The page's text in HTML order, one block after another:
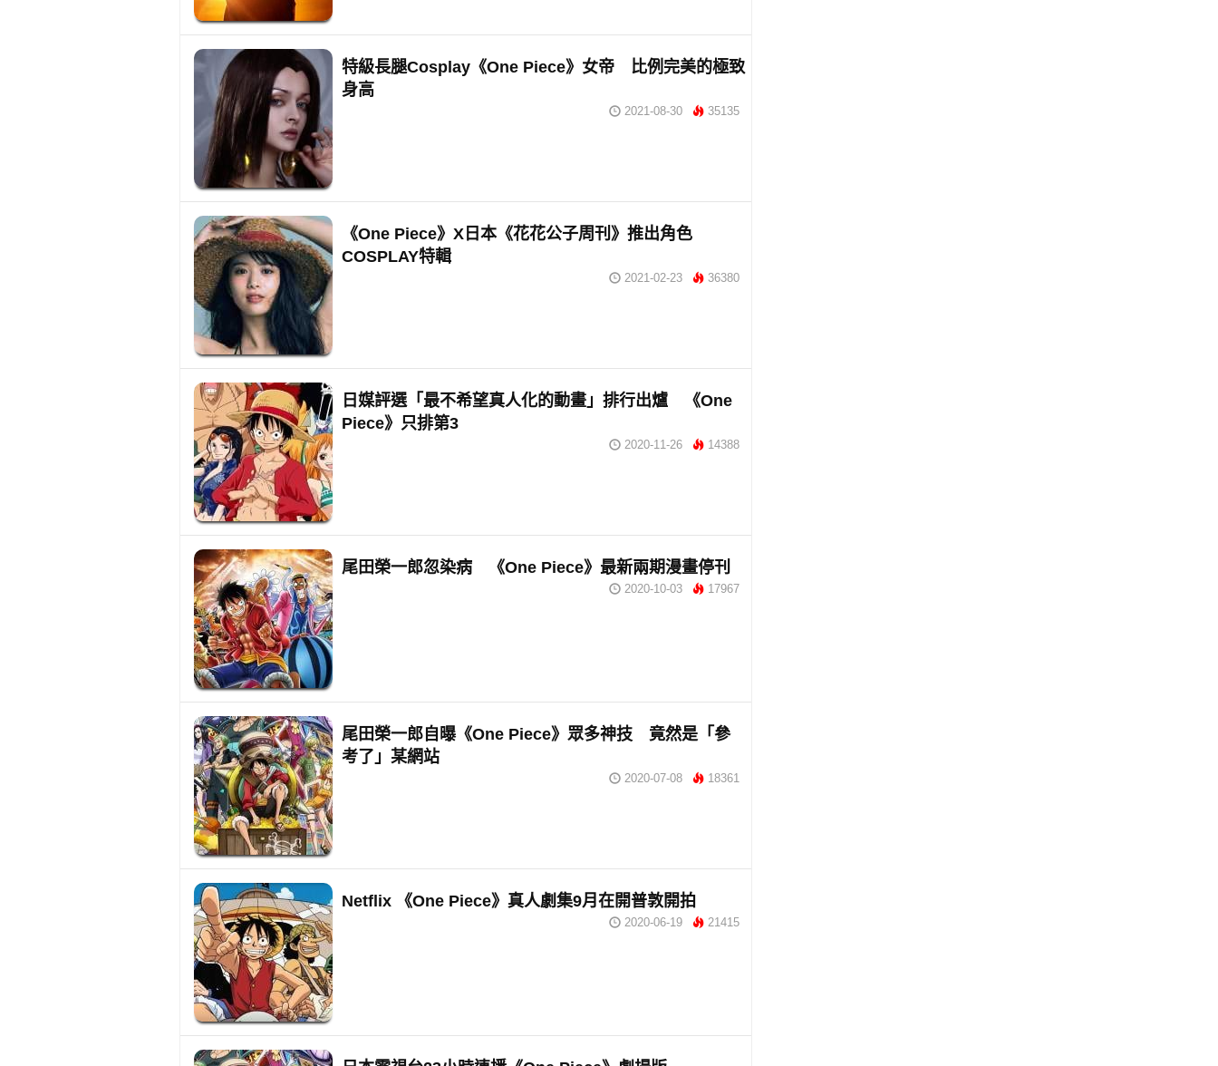
特級長腿Cosplay《One Piece》女帝 比例完美的極致
身高
2021-08-30 35135
《One Piece》X日本《花花公子周刊》推出角色
COSPLAY特輯
2021-02-23 36380
日媒評選「最不希望真人化的動畫」排行出爐 《One
Piece》只排第3
2020-11-26 14388
尾田榮一郎忽染病 《One Piece》最新兩期漫畫停刊
2020-10-03 17967
尾田榮一郎自曝《One Piece》眾多神技 竟然是「參
考了」某網站
2020-07-08 18361
Netflix 《One Piece》真人劇集9月在開普敦開拍
2020-06-19 21415